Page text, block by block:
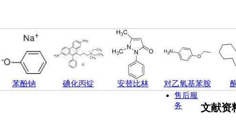
苯酚钠 碘化丙锭 安替比林 对乙氧基苯胺
文献资
售后服
务